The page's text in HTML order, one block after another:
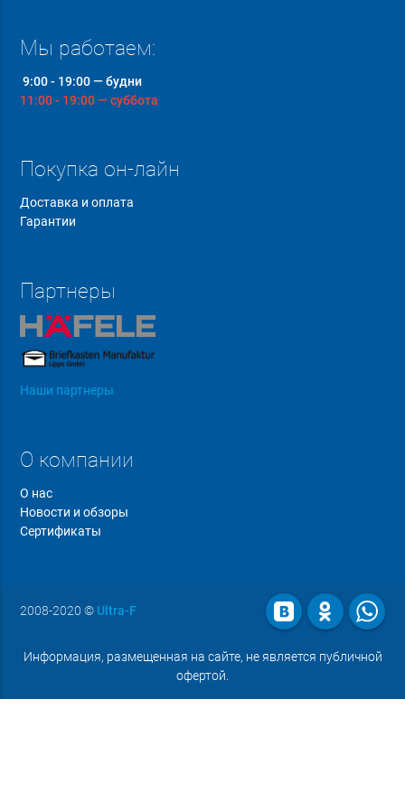
Мы работаем:
9:00 - 19:00 — будни
11:00 - 19:00 — суббота
Покупка он-лайн
Доставка и оплата
Гарантии
Партнеры
Наши партнеры
О компании
О нас
Новости и обзоры
Сертификаты
2008-2020 © Ultra-F
Информация, размещенная на сайте, не является публичной
офертой.